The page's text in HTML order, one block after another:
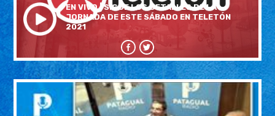
EN VIVO | SIGUE LOS DETALLES DE LA
JORNADA DE ESTE SÁBADO EN TELETÓN
2021